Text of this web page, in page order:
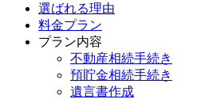
選ばれる理由
料金プラン
プラン内容
不動産相続手続き
預貯金相続手続き
遺言書作成